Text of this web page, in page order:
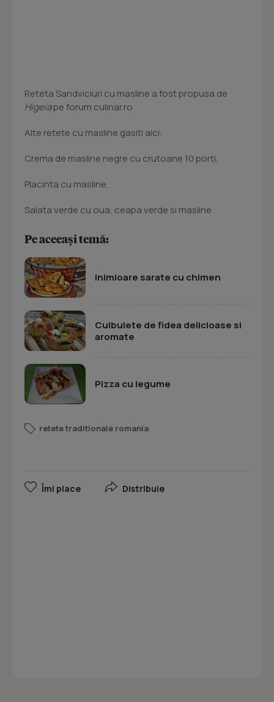
Reteta Sandviciuri cu masline a fost propusa de
Higeiape forum culinar.ro
Alte retete cu masline gasiti aici:
Crema de masline negre cu crutoane 10 porti,
Placinta cu masline,
Salata verde cu oua, ceapa verde si masline
Pe aceeași temă:
Inimioare sarate cu chimen
Cuibulete de fidea delicioase si
aromate
Pizza cu legume
retete traditionale romania
Îmi place Distribuie